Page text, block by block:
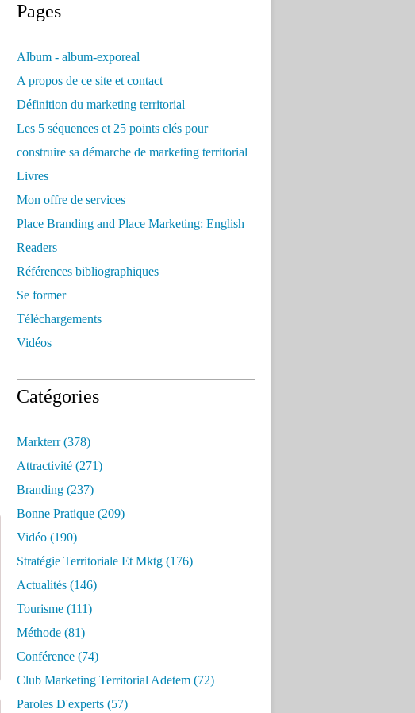
Pages
Album - album-exporeal
A propos de ce site et contact
Définition du marketing territorial
Les 5 séquences et 25 points clés pour
construire sa démarche de marketing territorial
Livres
Mon offre de services
Place Branding and Place Marketing: English
Readers
Références bibliographiques
Se former
Téléchargements
Vidéos
Catégories
Markterr(378)
Attractivité (271)
Branding (237)
Bonne Pratique (209)
Vidéo (190)
Stratégie Territoriale Et Mktg (176)
Actualités (146)
Tourisme (111)
Méthode (81)
Conférence (74)
Club Marketing Territorial Adetem (72)
Paroles D'experts (57)